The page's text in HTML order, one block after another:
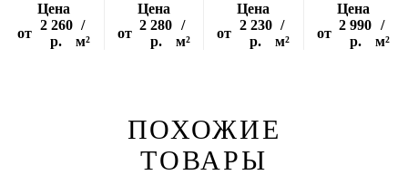
Цена
от
2 260
р.
/
м²
Цена
от
2 280
р.
/
м²
Цена
от
2 230
р.
/
м²
Цена
от
2 990
р.
/
м²
ПОХОЖИЕ
ТОВАРЫ